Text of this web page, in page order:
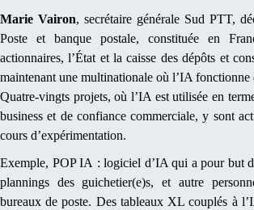
Marie Vairon, secrétaire générale Sud PTT,
Poste et banque postale, constituée en
actionnaires, l’État et la caisse des dépôts et
maintenant une multinationale où l’IA fonctionne
Quatre-vingts projets, où l’IA est utilisée en
business et de confiance commerciale, y sont
cours d’expérimentation.
Exemple, POP IA : logiciel d’IA qui a pour but
plannings des guichetier(e)s, et autre
bureaux de poste. Des tableaux XL couplés à